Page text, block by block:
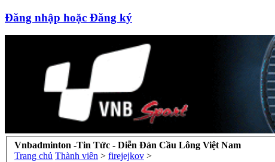
Đăng nhập hoặc Đăng ký
Vnbadminton -Tin Tức - Diễn Đàn Cầu Lông Việt Nam
Trang chủ Thành viên > firejejkov >